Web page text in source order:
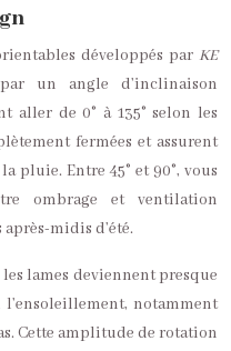
développés par KE
un angle d’inclinaison
aller de 0° à 135° selon les
fermées et assurent
pluie. Entre 45° et 90°, vous
ombrage et ventilation
midis d’été.
les lames deviennent presque
notamment
Cette amplitude de rotation